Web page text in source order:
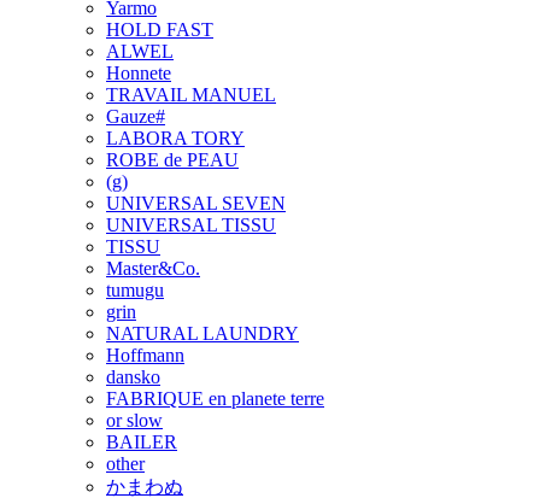
Yarmo
HOLD FAST
ALWEL
Honnete
TRAVAIL MANUEL
Gauze#
LABORA TORY
ROBE de PEAU
(g)
UNIVERSAL SEVEN
UNIVERSAL TISSU
TISSU
Master&Co.
tumugu
grin
NATURAL LAUNDRY
Hoffmann
dansko
FABRIQUE en planete terre
or slow
BAILER
other
かまわぬ